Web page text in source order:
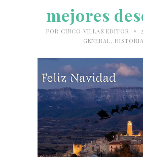
mejores
POR CINCO VILLAS EDITOR •
GENERAL, HISTORIA